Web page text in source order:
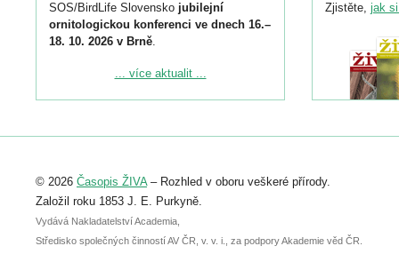
SOS/BirdLife Slovensko jubilejní
ornitologickou konferenci ve dnech 16.–
18. 10. 2026 v Brně.
Podrobnější informace ke konferenci
Registrovat se můžete do 6. září.
abstraktu přihlášené přednášky nebo
posteru je už 30. června.
... více aktualit ...
Zjistěte, jak
© 2026 Časopis ŽIVA– Rozhled v oboru veškeré přírody.
Založil roku 1853 J. E. Purkyně.
Vydává Nakladatelství Academia,
Středisko společných činností AV ČR, v. v. i., za podpory Akademie věd ČR.